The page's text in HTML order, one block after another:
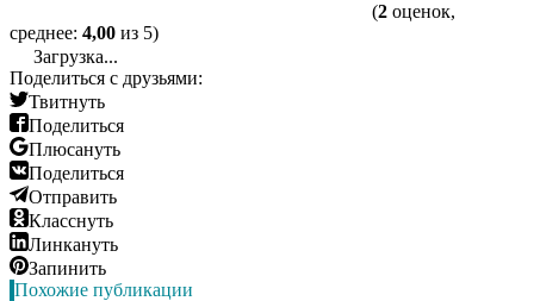
(2 оценок,
среднее: 4,00 из 5)
Загрузка...
Поделиться с друзьями:
Твитнуть
Поделиться
Плюсануть
Поделиться
Отправить
Класснуть
Линкануть
Запинить
Похожие публикации